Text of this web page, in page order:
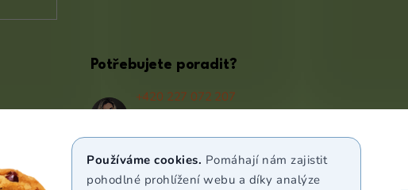
Používáme cookies. Pomáhají nám zajistit
pohodlné prohlížení webu a díky analýze
Potřebujete poradit?
+420 227 072 207
info@puravia.cz
WhatsApp